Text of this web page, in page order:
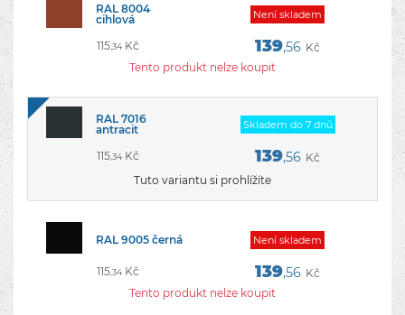
RAL 8004
cihlová
Není­ skladem
115,34Kč 139,56 Kč
Tento produkt nelze koupit
RAL 7016
antracit
Skladem do 7 dnů
115,34Kč 139,56 Kč
Tuto variantu si prohlížíte
RAL 9005 černá Není­ skladem
115,34Kč 139,56 Kč
Tento produkt nelze koupit